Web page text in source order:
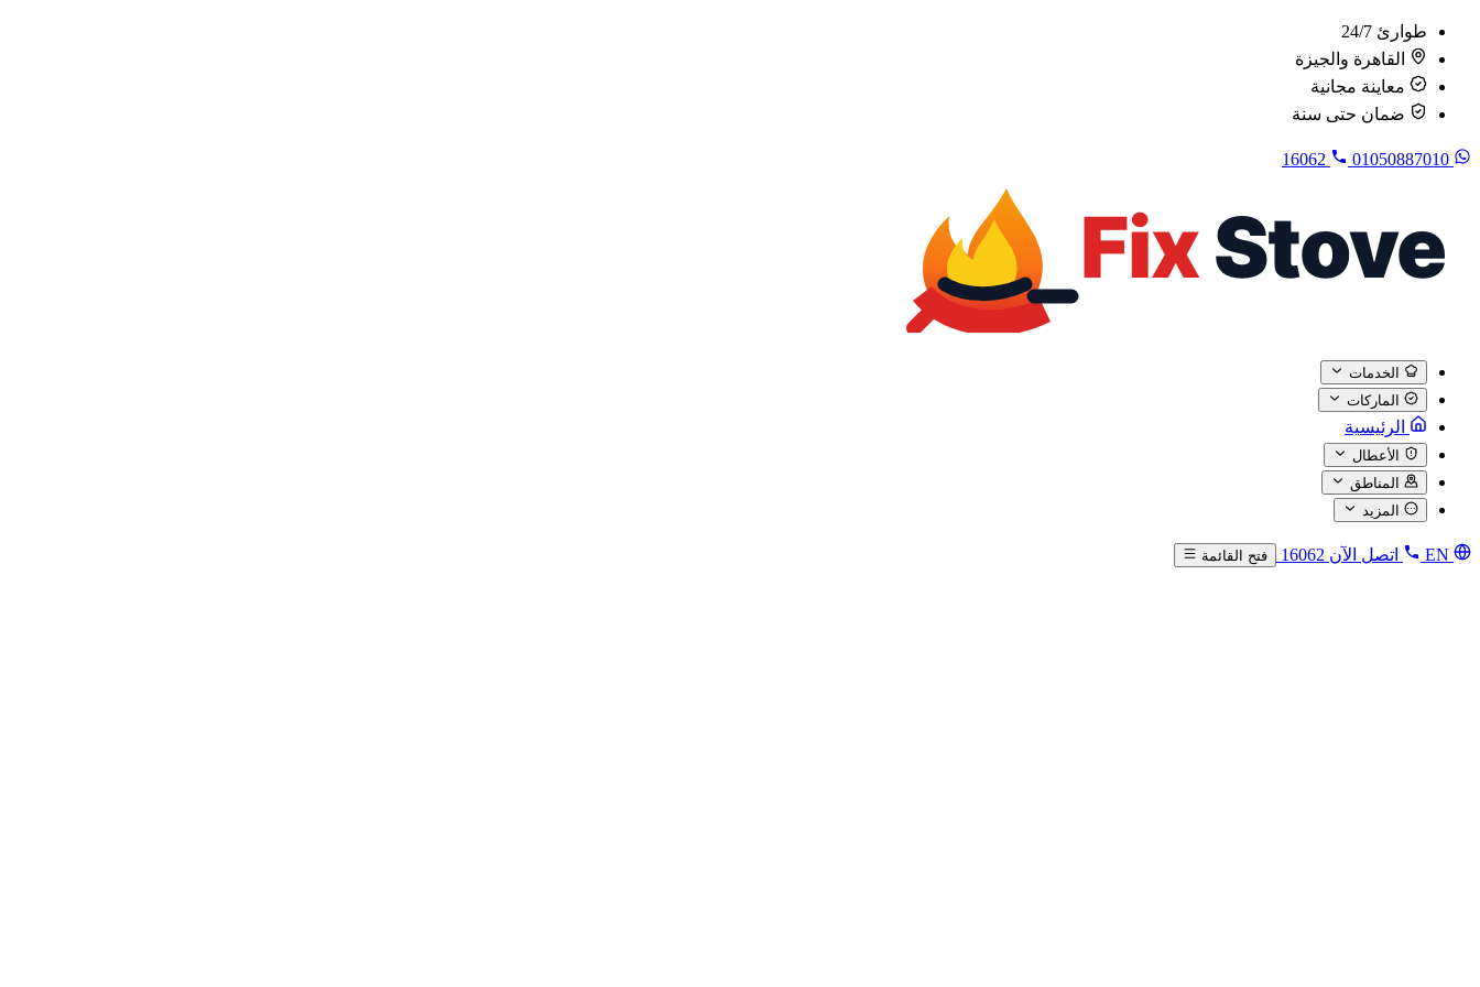
طوارئ 24/7
القاهرة والجيزة
معاينة مجانية
ضمان حتى سنة
01050887010
16062
الخدمات
الماركات
الرئيسية
الأعطال
المناطق
المزيد
EN اتصل الآن 16062 فتح القائمة